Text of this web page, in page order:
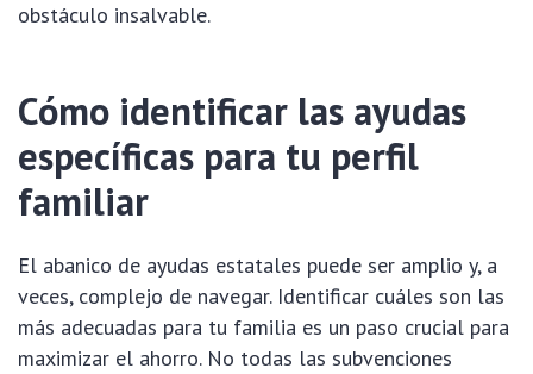
obstáculo insalvable.
Cómo identificar las ayudas
específicas para tu perfil
familiar
El abanico de ayudas estatales puede ser amplio y, a
veces, complejo de navegar. Identificar cuáles son las
más adecuadas para tu familia es un paso crucial para
maximizar el ahorro. No todas las subvenciones